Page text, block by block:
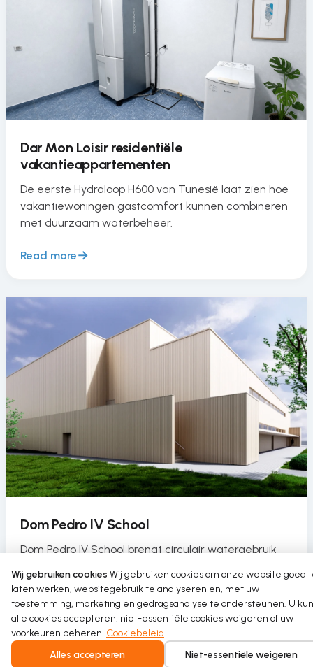
Dar Mon Loisir residentiële
vakantieappartementen
De eerste Hydraloop H600 van Tunesië laat zien hoe
vakantiewoningen gastcomfort kunnen combineren
met duurzaam waterbeheer.
Read more
Dom Pedro IV School
Dom Pedro IV School brengt circulair watergebruik
herkwalificatieproject.
Read more
Wij gebruiken cookies Wij gebruiken cookies om onze website goed
laten werken, websitegebruik te analyseren en, met uw
toestemming, marketing en gedragsanalyse te ondersteunen. U
alle cookies accepteren, niet-essentiële cookies weigeren of uw
voorkeuren beheren. Cookiebeleid
Alles accepteren
Niet-essentiële weigeren